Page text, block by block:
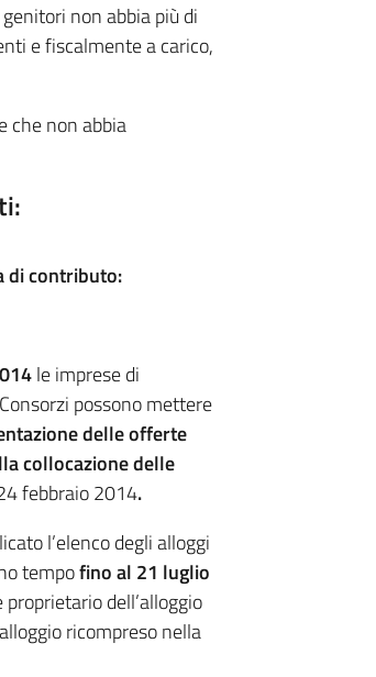
non abbia più di
e fiscalmente a carico,
che non abbia
di contributo:
le imprese di
possono mettere
delle offerte
collocazione delle
febbraio 2014.
l’elenco degli alloggi
tempofino al 21 luglio
dell’alloggio
ricompreso nella